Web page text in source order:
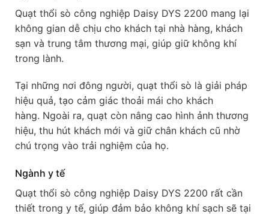
Quạt thổi sò công nghiệp Daisy DYS 2200 mang lại
không gian dễ chịu cho khách tại nhà hàng, khách
sạn và trung tâm thương mại, giúp giữ không khí
trong lành.
Tại những nơi đông người, quạt thổi sò là giải pháp
hiệu quả, tạo cảm giác thoải mái cho khách
hàng. Ngoài ra, quạt còn nâng cao hình ảnh thương
hiệu, thu hút khách mới và giữ chân khách cũ nhờ
chú trọng vào trải nghiệm của họ.
Ngành y tế
Quạt thổi sò công nghiệp Daisy DYS 2200 rất cần
thiết trong y tế, giúp đảm bảo không khí sạch sẽ tại